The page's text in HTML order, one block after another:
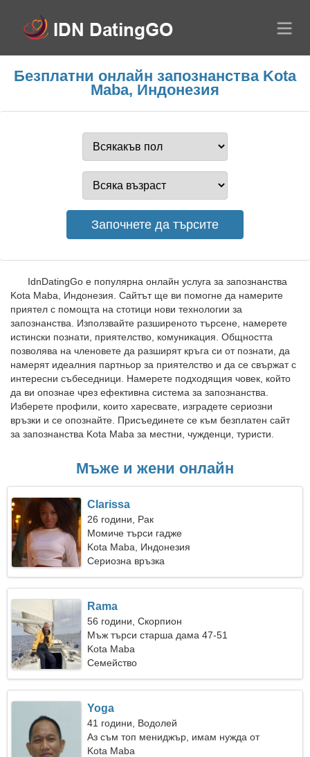
Безплатни онлайн запознанства Kota
Maba, Индонезия
IdnDatingGo е популярна онлайн услуга за запознанства
Kota Maba, Индонезия. Сайтът ще ви помогне да намерите
приятел с помощта на стотици нови технологии за
запознанства. Използвайте разширеното търсене, намерете
истински познати, приятелство, комуникация. Общността
позволява на членовете да разширят кръга си от познати, да
намерят идеалния партньор за приятелство и да се свържат с
интересни събеседници. Намерете подходящия човек, който
да ви опознае чрез ефективна система за запознанства.
Изберете профили, които харесвате, изградете сериозни
връзки и се опознайте. Присъединете се към безплатен сайт
за запознанства Kota Maba за местни, чужденци, туристи.
Мъже и жени онлайн
Clarissa
26 години, Рак
Момиче търси гадже
Kota Maba, Индонезия
Сериозна връзка
Rama
56 години, Скорпион
Мъж търси старша дама 47-51
Kota Maba
Семейство
Yoga
41 години, Водолей
Аз съм топ мениджър, имам нужда от
привлекателна жена
Kota Maba